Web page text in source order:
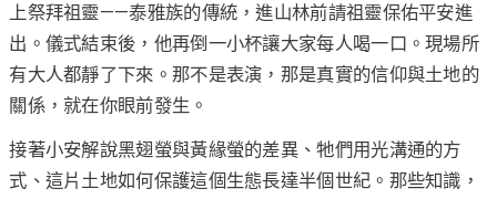
上祭拜祖靈——泰雅族的傳統，進山林前請祖靈保佑平安進
出。儀式結束後，他再倒一小杯讓大家每人喝一口。現場所
有大人都靜了下來。那不是表演，那是真實的信仰與土地的
關係，就在你眼前發生。
接著小安解說黑翅螢與黃緣螢的差異、牠們用光溝通的方
式、這片土地如何保護這個生態長達半個世紀。那些知識，